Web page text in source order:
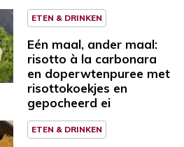
ETEN & DRINKEN
Eén maal, ander maal:
risotto à la carbonara
en doperwtenpuree met
risottokoekjes en
gepocheerd ei
ETEN & DRINKEN